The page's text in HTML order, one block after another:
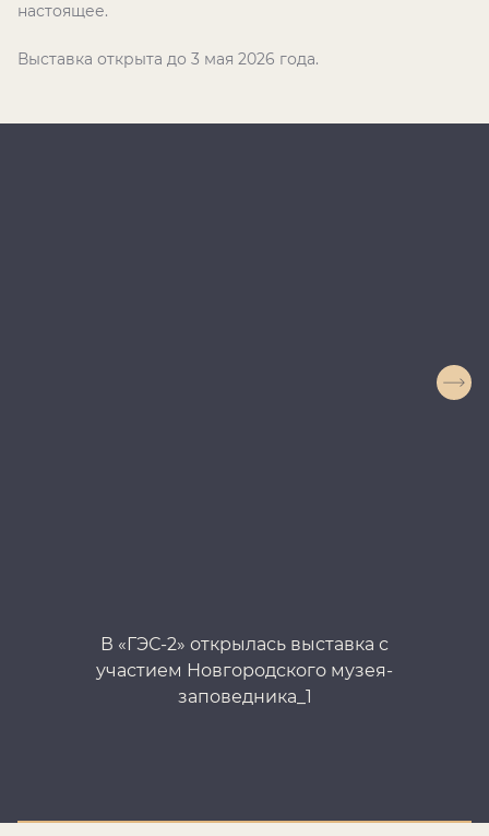
настоящее.
Выставка открыта до 3 мая 2026 года.
В «ГЭС-2» открылась выставка с
участием Новгородского музея-
заповедника_1